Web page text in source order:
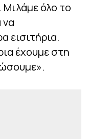
όλο το
να
εισιτήρια.
έχουμε στη